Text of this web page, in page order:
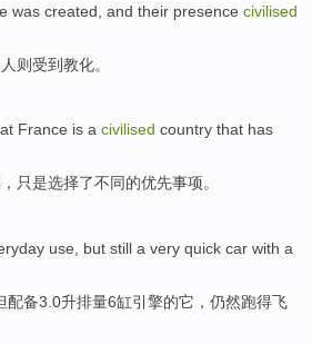
was created , and their presence civilised
则受到教化。
France is a civilised country that has
， 只是选择了不同的优先事项。
use, but still a very quick car with a
配备3.0升排量6缸引擎的它， 仍然跑得飞